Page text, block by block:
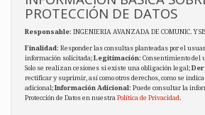
PROTECCIÓN DE DATOS
Responsable: INGENIERIA AVANZADA DE COMUNIC. Y
Finalidad: Responder las consultas planteadas por el
información solicitada;Legitimación: Consentimiento del
Solo se realizan cesiones si existe una obligación legal;
rectificar y suprimir, así como otros derechos, como se
adicional;Información Adicional: Puede consultar la
Protección de Datos en nuestra Política de Privacidad.